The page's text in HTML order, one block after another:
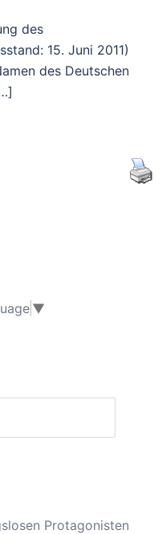
des
15. Juni 2011)
des Deutschen
▼
Protagonisten